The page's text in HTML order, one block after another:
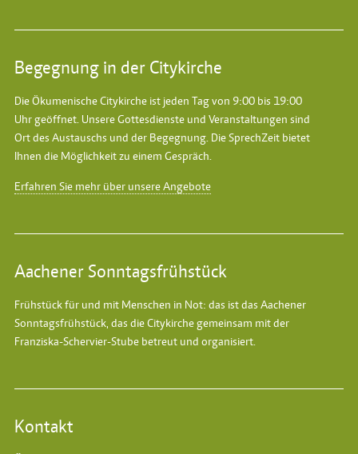
Begegnung in der Citykirche
Die Ökumenische Citykirche ist jeden Tag von 9:00 bis 19:00
Uhr geöffnet. Unsere Gottesdienste und Veranstaltungen sind
Ort des Austauschs und der Begegnung. Die SprechZeit bietet
Ihnen die Möglichkeit zu einem Gespräch.
Erfahren Sie mehr über unsere Angebote
Aachener Sonntagsfrühstück
Frühstück für und mit Menschen in Not: das ist das Aachener
Sonntagsfrühstück, das die Citykirche gemeinsam mit der
Franziska-Schervier-Stube betreut und organisiert.
Kontakt